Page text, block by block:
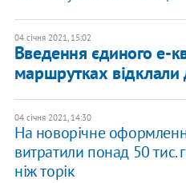
04 січня 2021, 15:02
Введення єдиного е-
маршрутках
04 січня 2021, 14:30
На новорічне
витратили понад 50 тис.
ніж торік